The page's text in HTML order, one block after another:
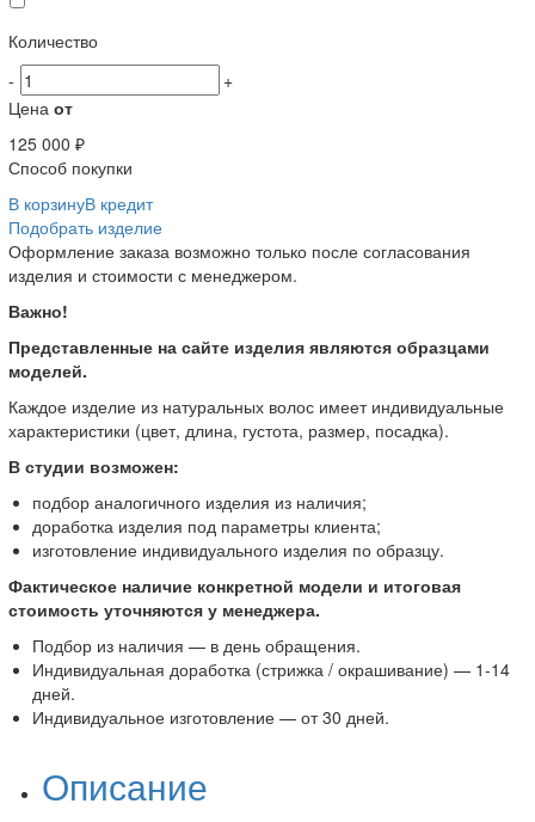
Количество
-
+
Ценаот
125 000 ₽
Способ покупки
В корзинуВ кредит
Подобрать изделие
Оформление заказа возможно только после согласования
изделия и стоимости с менеджером.
Важно!
Представленные на сайте изделия являются образцами
моделей.
Каждое изделие из натуральных волос имеет индивидуальные
характеристики (цвет, длина, густота, размер, посадка).
В студии возможен:
подбор аналогичного изделия из наличия;
доработка изделия под параметры клиента;
изготовление индивидуального изделия по образцу.
Фактическое наличие конкретной модели и итоговая
стоимость уточняются у менеджера.
Подбор из наличия — в день обращения.
Индивидуальная доработка (стрижка / окрашивание) — 1-14
дней.
Индивидуальное изготовление — от 30 дней.
Описание